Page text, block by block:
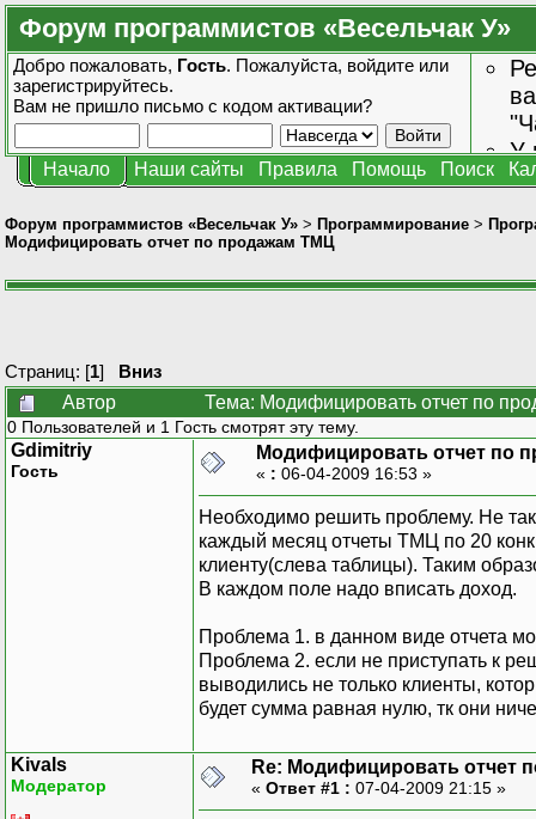
Форум программистов «Весельчак У»
Добро пожаловать, Гость. Пожалуйста, войдите или
зарегистрируйтесь.
Вам не пришло письмо с кодом активации?
У
Начало Наши сайты Правила Помощь Поиск
Форум программистов «Весельчак У» > Программирование >
Модифицировать отчет по продажам ТМЦ
Страниц: [1] Вниз
Автор
Тема: Модифицировать отчет по
0 Пользователей и 1 Гость смотрят эту тему.
Gdimitriy
Гость
Модифицировать отчет по
« : 06-04-2009 16:53 »
Необходимо решить проблему. Не
каждый месяц отчеты ТМЦ по 20
клиенту(слева таблицы). Таким
В каждом поле надо вписать доход.
Проблема 1. в данном виде отчета
Проблема 2. если не приступать к
выводились не только клиенты,
будет сумма равная нулю, тк они
Kivals
Модератор
Re: Модифицировать отчет
« Ответ #1 : 07-04-2009 21:15 »